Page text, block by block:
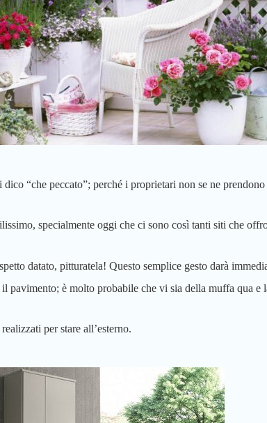
dico “che peccato”; perché i proprietari non se ne
specialmente oggi che ci sono così tanti siti che
datato, pitturatela! Questo semplice gesto darà
pavimento; è molto probabile che vi sia della muffa qua e
per stare all’esterno.